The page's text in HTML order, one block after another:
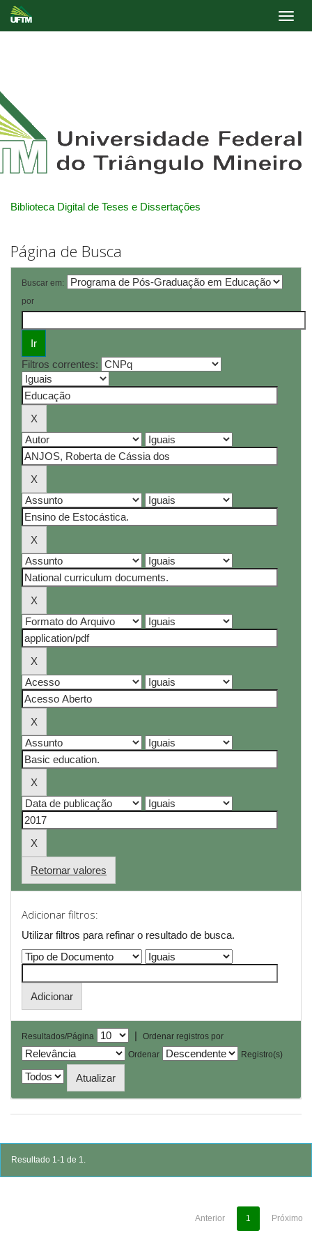
Biblioteca Digital de Teses e Dissertações
Página de Busca
Buscar em:
por
Filtros correntes:
Retornar valores
Adicionar filtros:
Utilizar filtros para refinar o resultado de busca.
Resultados/Página |
Ordenar registros por
Ordenar
Registro(s)
Resultado 1-1 de 1.
Anterior 1 Próximo